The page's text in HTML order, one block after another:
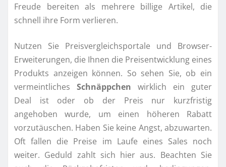
Freude bereiten als mehrere billige Artikel, die
schnell ihre Form verlieren.
Nutzen Sie Preisvergleichsportale und Browser-
Erweiterungen, die Ihnen die Preisentwicklung eines
Produkts anzeigen können. So sehen Sie, ob ein
vermeintliches Schnäppchen wirklich ein guter
Deal ist oder ob der Preis nur kurzfristig
angehoben wurde, um einen höheren Rabatt
vorzutäuschen. Haben Sie keine Angst, abzuwarten.
Oft fallen die Preise im Laufe eines Sales noch
weiter. Geduld zahlt sich hier aus. Beachten Sie